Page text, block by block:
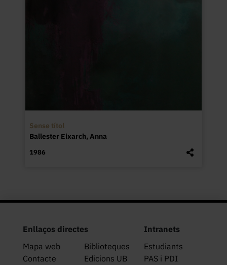
Sense títol
Ballester Eixarch, Anna
1986
Enllaços directes
Mapa web
Biblioteques
Contacte
Edicions UB
Intranets
Estudiants
PAS i PDI